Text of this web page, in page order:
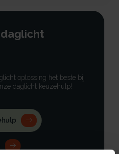
daglicht
oplossing het beste bij
daglicht keuzehulp!